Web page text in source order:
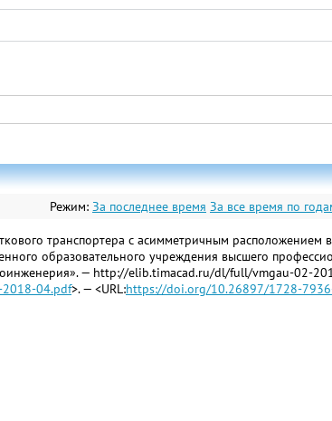
Режим: За последнее время За все время по
транспортера с асимметричным расположением
образовательного учреждения высшего
— http://elib.timacad.ru/dl/full/vmgau-02-
04.pdf>. — <URL:https://doi.org/10.26897/1728-